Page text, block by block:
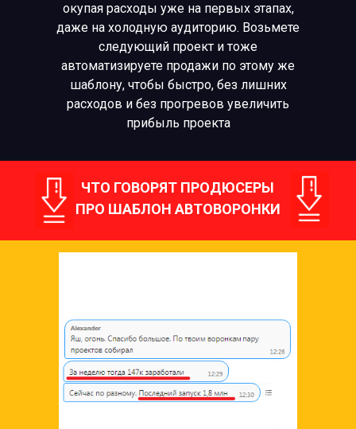
окупая расходы уже на первых этапах,
даже на холодную аудиторию. Возьмете
следующий проект и тоже
автоматизируете продажи по этому же
шаблону, чтобы быстро, без лишних
расходов и без прогревов увеличить
прибыль проекта
ЧТО ГОВОРЯТ ПРОДЮСЕРЫ
ПРО ШАБЛОН АВТОВОРОНКИ